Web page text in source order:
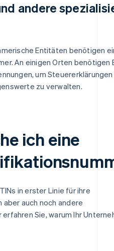
andere
Entitäten benötigen
An einigen Orten benötigen
um Steuererklärungen
zu verwalten.
ich eine
in erster Linie für ihre
aber auch noch andere
Sie, warum Ihr